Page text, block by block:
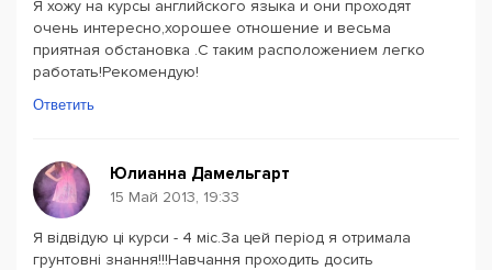
Я хожу на курсы английского языка и они проходят
очень интересно,хорошее отношение и весьма
приятная обстановка .С таким расположением легко
работать!Рекомендую!
Ответить
Юлианна Дамельгарт
15 Май 2013, 19:33
Я відвідую ці курси - 4 міс.За цей період я отримала
грунтовні знання!!!Навчання проходить досить